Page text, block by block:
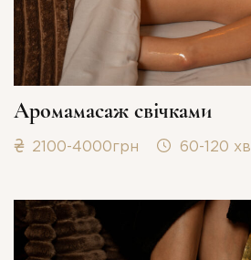
Аромамасаж свічками
2100-4000грн 60-120 хв